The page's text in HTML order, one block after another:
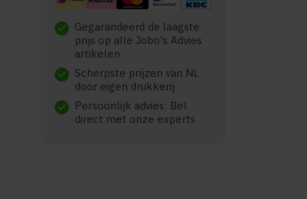
check Gegarandeerd de laagste
prijs op alle Jobo's Advies
artikelen
check Scherpste prijzen van NL
door eigen drukkerij
check
Persoonlijk advies: Bel
direct met onze experts